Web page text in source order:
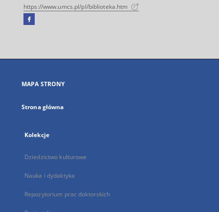
https://www.umcs.pl/pl/biblioteka.htm
Facebook
się
karcie
MAPA STRONY
Strona główna
Kolekcje
Dziedzictwo kulturowe
Nauka i dydaktyka
Repozytorium prac doktorskich